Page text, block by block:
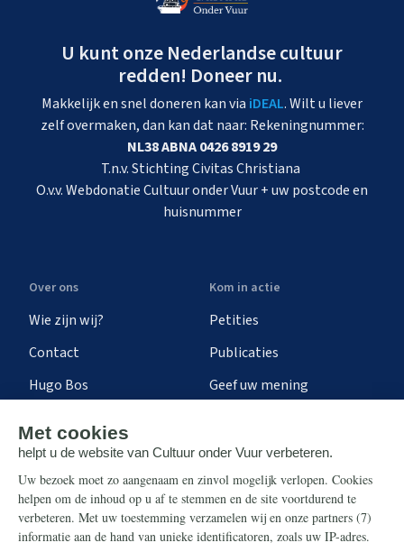
U kunt onze Nederlandse cultuur
redden! Doneer nu.
Makkelijk en snel doneren kan via iDEAL. Wilt u liever
zelf overmaken, dan kan dat naar: Rekeningnummer:
NL38 ABNA 0426 8919 29
T.n.v. Stichting Civitas Christiana
O.v.v. Webdonatie Cultuur onder Vuur + uw postcode en
huisnummer
Over ons
Wie zijn wij?
Contact
Hugo Bos
Kom in actie
Petities
Publicaties
Geef uw mening
Steun ons
Nieuwsbrief
Eenmalig
Info
Contact
Ontvang onze Telegram-